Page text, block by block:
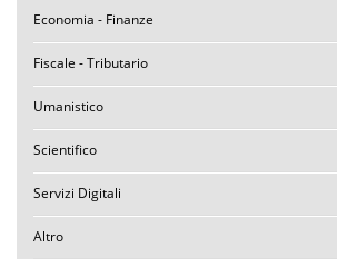
Economia - Finanze
Fiscale - Tributario
Umanistico
Scientifico
Servizi Digitali
Altro